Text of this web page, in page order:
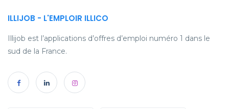
ILLIJOB - L'EMPLOIR ILLICO
Illijob est l’applications d’offres d’emploi numéro 1 dans le
sud de la France.